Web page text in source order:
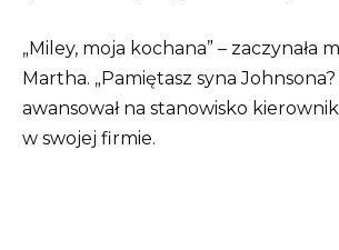
„Miley, moja kochana” – zaczynała
Martha. „Pamiętasz syna Johnsona?
awansował na stanowisko
w swojej firmie.